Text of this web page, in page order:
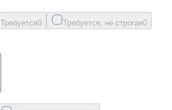
Требуется0 Требуется, не строгая0